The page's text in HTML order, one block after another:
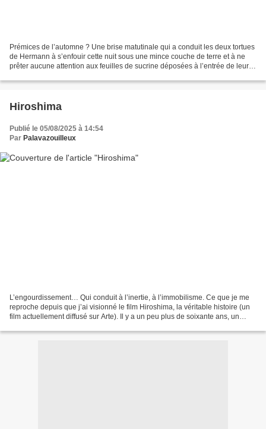
Prémices de l’automne ? Une brise matutinale qui a conduit les deux tortues
de Hermann à s’enfouir cette nuit sous une mince couche de terre et à ne
prêter aucune attention aux feuilles de sucrine déposées à l’entrée de leur
Hiroshima
Publié le 05/08/2025 à 14:54
Par Palavazouilleux
L’engourdissement… Qui conduit à l’inertie, à l’immobilisme. Ce que je me
reproche depuis que j’ai visionné le film Hiroshima, la véritable histoire (un
film actuellement diffusé sur Arte). Il y a un peu plus de soixante ans, un